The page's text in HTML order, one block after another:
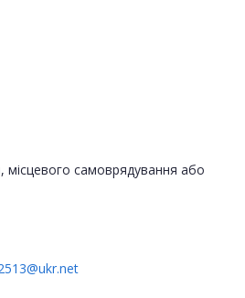
місцевого самоврядування або